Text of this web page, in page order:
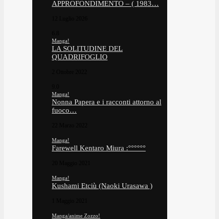
APPROFONDIMENTO – ( 1983…
Manga!
LA SOLITUDINE DEL
QUADRIFOGLIO
Manga!
Nonna Papera e i racconti attorno al
fuoco…
Manga!
Farewell Kentaro Miura :°°°°°°
Manga!
Kushami Etciù (Naoki Urasawa )
Manga/anime Zozzo!